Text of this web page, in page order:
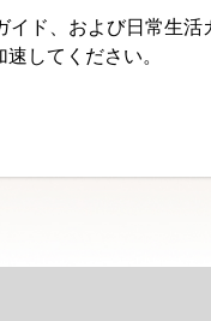
ド、および日常生活
してください。